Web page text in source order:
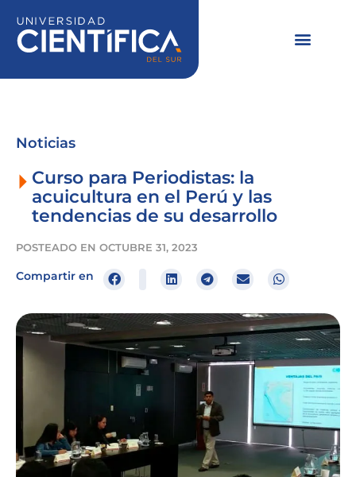
contenido
Noticias
Curso para Periodistas: la
acuicultura en el Perú y las
tendencias de su desarrollo
POSTEADO EN OCTUBRE 31, 2023
Compartir en